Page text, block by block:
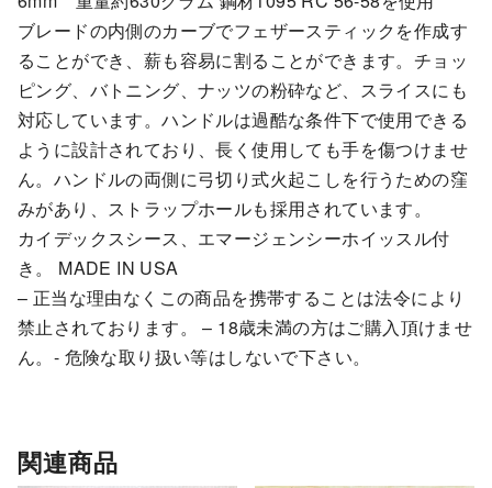
ブレードの内側のカーブでフェザースティックを作成す
ることができ、薪も容易に割ることができます。チョッ
ピング、バトニング、ナッツの粉砕など、スライスにも
対応しています。ハンドルは過酷な条件下で使用できる
ように設計されており、長く使用しても手を傷つけませ
ん。ハンドルの両側に弓切り式火起こしを行うための窪
みがあり、ストラップホールも採用されています。
カイデックスシース、エマージェンシーホイッスル付
き。 MADE IN USA
– 正当な理由なくこの商品を携帯することは法令により
禁止されております。 – 18歳未満の方はご購入頂けませ
ん。- 危険な取り扱い等はしないで下さい。
関連商品